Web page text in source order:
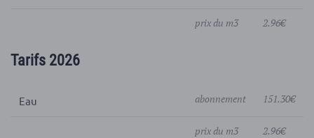
prix du m3 2.96€
Tarifs 2026
Eau abonnement 151.30€
prix du m3 2.96€